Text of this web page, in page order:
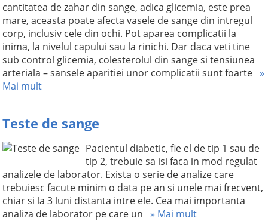
cantitatea de zahar din sange, adica glicemia, este prea
mare, aceasta poate afecta vasele de sange din intregul
corp, inclusiv cele din ochi. Pot aparea complicatii la
inima, la nivelul capului sau la rinichi. Dar daca veti tine
sub control glicemia, colesterolul din sange si tensiunea
arteriala – sansele aparitiei unor complicatii sunt foarte »
Mai mult
Teste de sange
Pacientul diabetic, fie el de tip 1 sau de
tip 2, trebuie sa isi faca in mod regulat
analizele de laborator. Exista o serie de analize care
trebuiesc facute minim o data pe an si unele mai frecvent,
chiar si la 3 luni distanta intre ele. Cea mai importanta
analiza de laborator pe care un » Mai mult